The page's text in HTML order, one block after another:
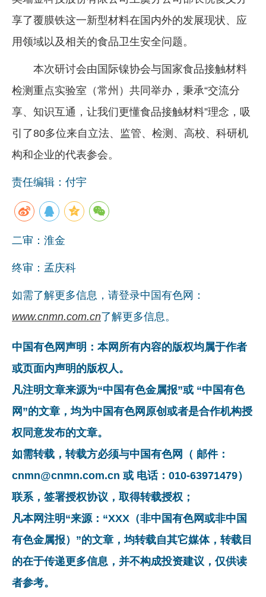
享了覆膜铁这一新型材料在国内外的发展现状、应
用领域以及相关的食品卫生安全问题。
本次研讨会由国际镍协会与国家食品接触材料
检测重点实验室（常州）共同举办，秉承“交流分
享、知识互通，让我们更懂食品接触材料”理念，吸
引了80多位来自立法、监管、检测、高校、科研机
构和企业的代表参会。
责任编辑：付宇
二审：淮金
终审：孟庆科
如需了解更多信息，请登录中国有色网：
www.cnmn.com.cn了解更多信息。
中国有色网声明：本网所有内容的版权均属于作者
或页面内声明的版权人。
凡注明文章来源为“中国有色金属报”或 “中国有色
网”的文章，均为中国有色网原创或者是合作机构授
权同意发布的文章。
如需转载，转载方必须与中国有色网（ 邮件：
cnmn@cnmn.com.cn 或 电话：010-63971479）
联系，签署授权协议，取得转载授权；
凡本网注明“来源：“XXX（非中国有色网或非中国
有色金属报）”的文章，均转载自其它媒体，转载目
的在于传递更多信息，并不构成投资建议，仅供读
者参考。